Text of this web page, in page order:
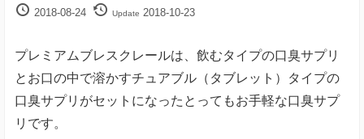
2018-08-24 Update 2018-10-23
プレミアムブレスクレールは、飲むタイプの口臭サプリ
とお口の中で溶かすチュアブル（タブレット）タイプの
口臭サプリがセットになったとってもお手軽な口臭サプ
リです。